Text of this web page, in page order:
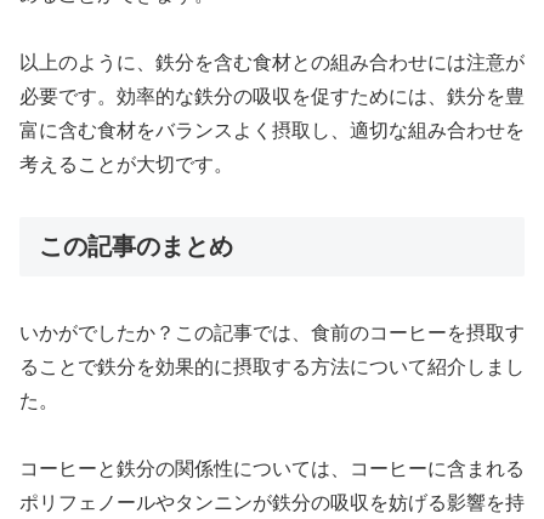
以上のように、鉄分を含む食材との組み合わせには注意が
必要です。効率的な鉄分の吸収を促すためには、鉄分を豊
富に含む食材をバランスよく摂取し、適切な組み合わせを
考えることが大切です。
この記事のまとめ
いかがでしたか？この記事では、食前のコーヒーを摂取す
ることで鉄分を効果的に摂取する方法について紹介しまし
た。
コーヒーと鉄分の関係性については、コーヒーに含まれる
ポリフェノールやタンニンが鉄分の吸収を妨げる影響を持